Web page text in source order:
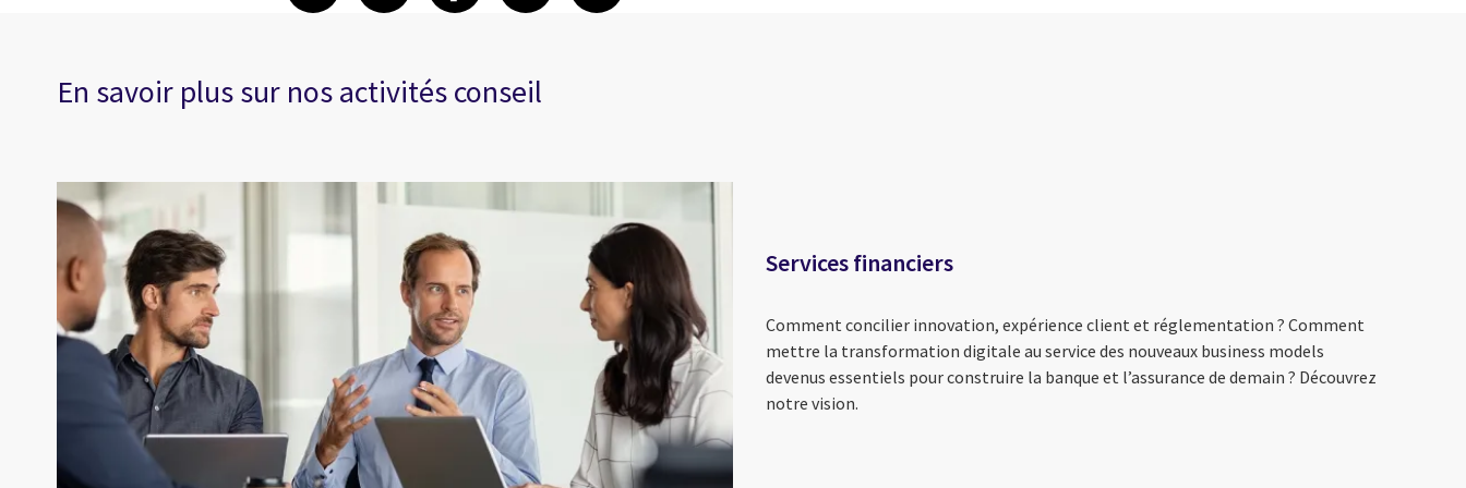
En savoir plus sur nos activités conseil
Services financiers
Comment concilier innovation, expérience client et réglementation ? Comment
mettre la transformation digitale au service des nouveaux business models
devenus essentiels pour construire la banque et l’assurance de demain ? Découvrez
notre vision.